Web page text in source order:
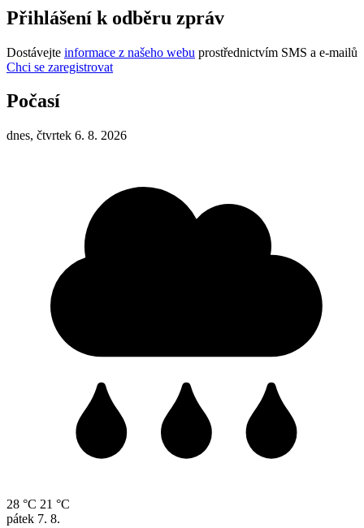
Přihlášení k odběru zpráv
Dostávejte informace z našeho webu prostřednictvím SMS a e-mailů
Chci se zaregistrovat
Počasí
dnes, čtvrtek 6. 8. 2026
28 °C 21 °C
pátek 7. 8.